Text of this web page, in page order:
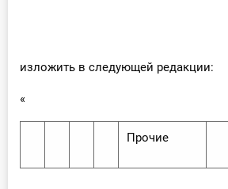
изложить в следующей редакции:
«
Прочие